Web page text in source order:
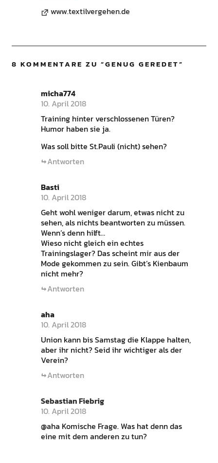
www.textilvergehen.de
8 KOMMENTARE ZU “GENUG GEREDET”
micha774
10. April 2018
Training hinter verschlossenen Türen?
Humor haben sie ja.
Was soll bitte St.Pauli (nicht) sehen?
Antworten
Basti
10. April 2018
Geht wohl weniger darum, etwas nicht zu
sehen, als nichts beantworten zu müssen.
Wenn’s denn hilft…
Wieso nicht gleich ein echtes
Trainingslager? Das scheint mir aus der
Mode gekommen zu sein. Gibt’s Kienbaum
nicht mehr?
Antworten
aha
10. April 2018
Union kann bis Samstag die Klappe halten,
aber ihr nicht? Seid ihr wichtiger als der
Verein?
Antworten
Sebastian Fiebrig
10. April 2018
@aha Komische Frage. Was hat denn das
eine mit dem anderen zu tun?